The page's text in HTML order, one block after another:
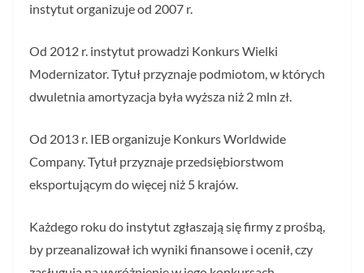
instytut organizuje od 2007 r.
Od 2012 r. instytut prowadzi Konkurs Wielki
Modernizator. Tytuł przyznaje podmiotom, w których
dwuletnia amortyzacja była wyższa niż 2 mln zł.
Od 2013 r. IEB organizuje Konkurs Worldwide
Company. Tytuł przyznaje przedsiębiorstwom
eksportującym do więcej niż 5 krajów.
Każdego roku do instytut zgłaszają się firmy z prośbą,
by przeanalizował ich wyniki finansowe i ocenił, czy